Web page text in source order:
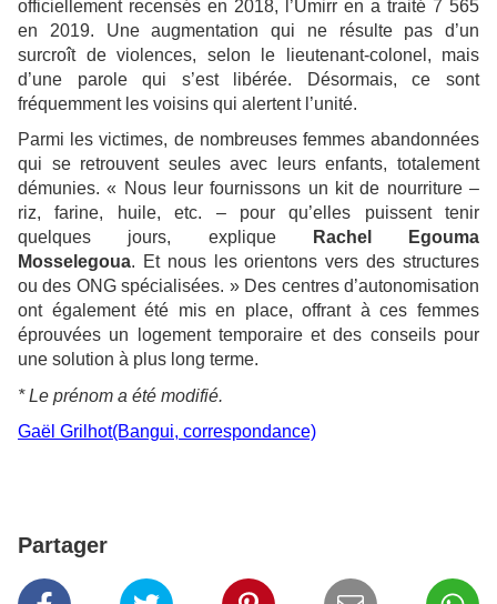
officiellement recensés en 2018, l’Umirr en a traité 7 565
en 2019. Une augmentation qui ne résulte pas d’un
surcroît de violences, selon le lieutenant-colonel, mais
d’une parole qui s’est libérée. Désormais, ce sont
fréquemment les voisins qui alertent l’unité.
Parmi les victimes, de nombreuses femmes abandonnées
qui se retrouvent seules avec leurs enfants, totalement
démunies. « Nous leur fournissons un kit de nourriture –
riz, farine, huile, etc. – pour qu’elles puissent tenir
quelques jours, explique
Rachel Egouma
Mosselegoua. Et nous les orientons vers des structures
ou des ONG spécialisées. » Des centres d’autonomisation
ont également été mis en place, offrant à ces femmes
éprouvées un logement temporaire et des conseils pour
une solution à plus long terme.
* Le prénom a été modifié.
Gaël Grilhot(Bangui, correspondance)
Partager